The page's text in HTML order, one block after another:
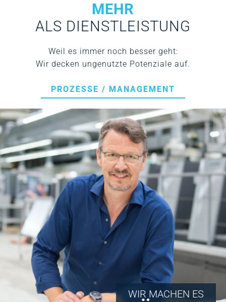
MEHR
ALS DIENSTLEISTUNG
Weil es immer noch besser geht:
Wir decken ungenutzte Potenziale auf.
PROZESSE / MANAGEMENT
WIR MACHEN ES